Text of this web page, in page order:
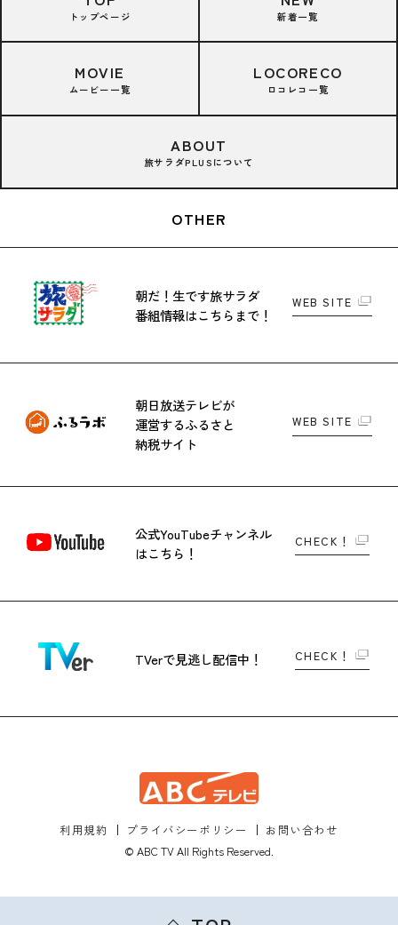
トップページ 新着一覧
MOVIE
ムービー一覧
LOCORECO
ロコレコ一覧
ABOUT
旅サラダPLUSについて
OTHER
朝だ！生です旅サラダ
番組情報はこちらまで！
WEB SITE
朝日放送テレビが
運営するふるさと
納税サイト
WEB SITE
公式YouTubeチャンネル
はこちら！
CHECK！
TVerで見逃し配信中！ CHECK！
利用規約 プライバシーポリシー
お問い合わせ
© ABC TV All Rights Reserved.